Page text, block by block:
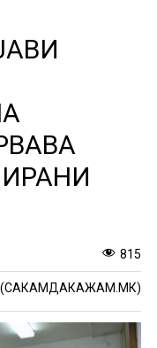
815
(САКАМДАКАЖАМ.МК)